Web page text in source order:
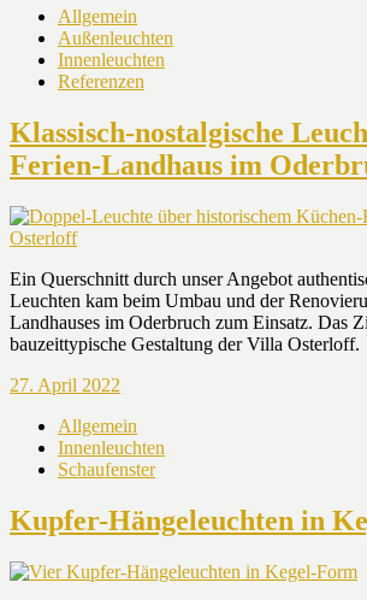
Allgemein
Außenleuchten
Innenleuchten
Referenzen
Klassisch-nostalgische
Ferien-Landhaus im
Ein Querschnitt durch unser Angebot
Leuchten kam beim Umbau und der
Landhauses im Oderbruch zum Einsatz. Das
bauzeittypische Gestaltung der Villa Osterloff.
27. April 2022
Allgemein
Innenleuchten
Schaufenster
Kupfer-Hängeleuchten in